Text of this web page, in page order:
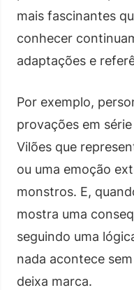
mais fascinantes
conhecer
adaptações e
Por exemplo,
provações em
Vilões que
ou uma emoção
monstros. E,
mostra uma
seguindo uma
nada acontece
deixa marca.